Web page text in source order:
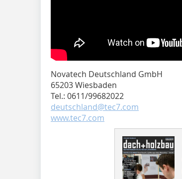
Novatech Deutschland GmbH
65203 Wiesbaden
Tel.: 0611/99682022
deutschland@tec7.com
www.tec7.com